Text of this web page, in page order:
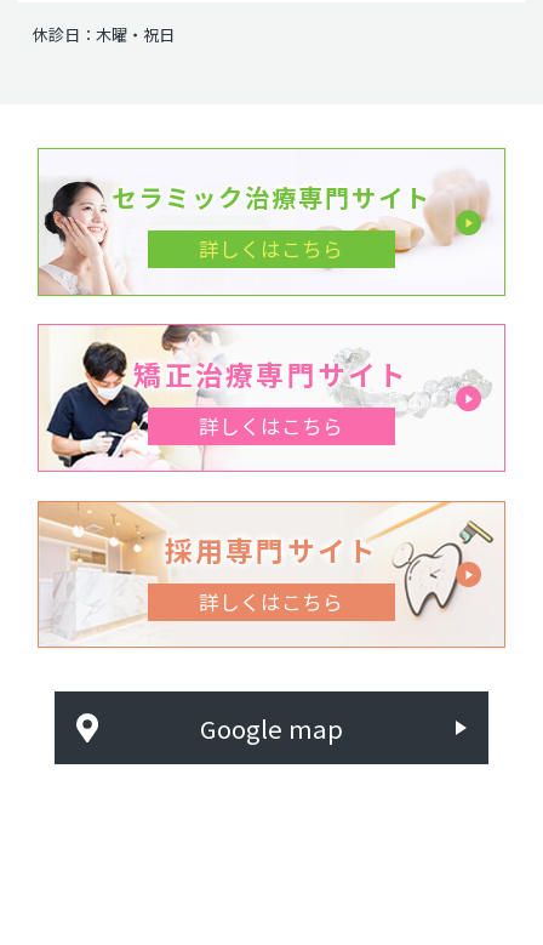
休診日：木曜・祝日
セラミック治療専門サイト
詳しくはこちら
矯正治療専門サイト
詳しくはこちら
採用専門サイト
詳しくはこちら
Google map